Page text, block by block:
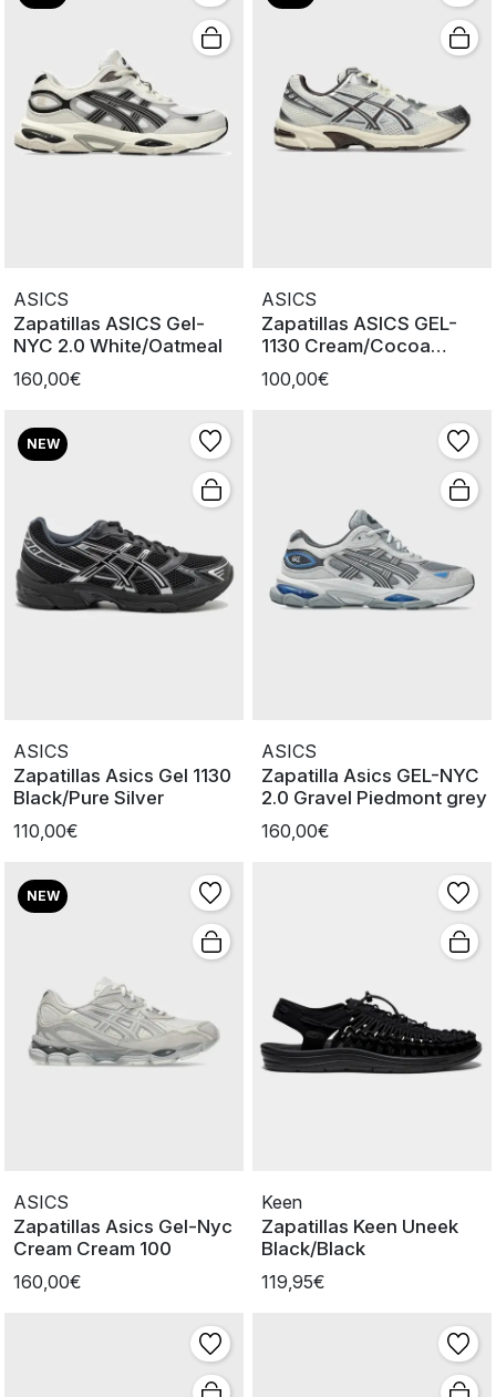
ASICS
Zapatillas ASICS Gel-
NYC 2.0 White/Oatmeal
160,00€
ASICS
Zapatillas ASICS GEL-
1130 Cream/Cocoa
Powder
100,00€
NEW
ASICS
Zapatillas Asics Gel 1130
Black/Pure Silver
110,00€
ASICS
Zapatilla Asics GEL-NYC
2.0 Gravel Piedmont grey
160,00€
NEW
ASICS
Zapatillas Asics Gel-Nyc
Cream Cream 100
160,00€
Keen
Zapatillas Keen Uneek
Black/Black
119,95€